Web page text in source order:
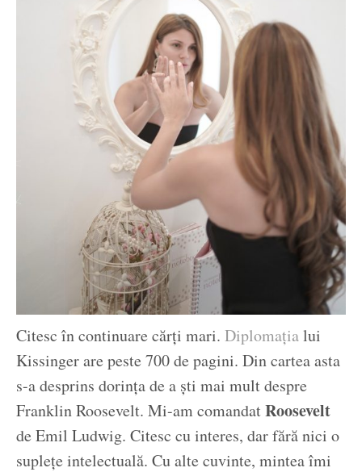
Citesc în continuare cărți mari. Diplomațialui
Kissinger are peste 700 de pagini. Din cartea asta
s-a desprins dorința de a ști mai mult despre
Franklin Roosevelt. Mi-am comandatRoosevelt
de Emil Ludwig. Citesc cu interes, dar fără nici o
suplețe intelectuală. Cu alte cuvinte, mintea îmi